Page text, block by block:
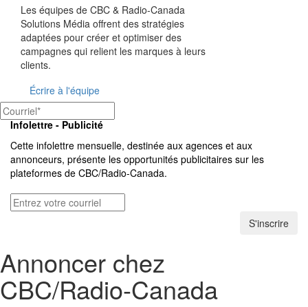
Les équipes de CBC & Radio-Canada
Solutions Média offrent des stratégies
adaptées pour créer et optimiser des
campagnes qui relient les marques à leurs
clients.
Écrire à l'équipe
Infolettre - Publicité
Cette infolettre mensuelle, destinée aux agences et aux
annonceurs, présente les opportunités publicitaires sur les
plateformes de CBC/Radio-Canada.
S'inscrire
Annoncer chez
CBC/Radio-Canada